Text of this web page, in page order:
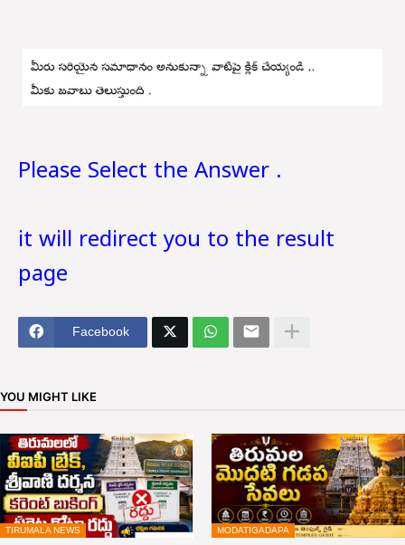
Please Select the Answer .
it will redirect you to the result
page
Facebook
YOU MIGHT LIKE
TIRUMALA NEWS MODATIGADAPA